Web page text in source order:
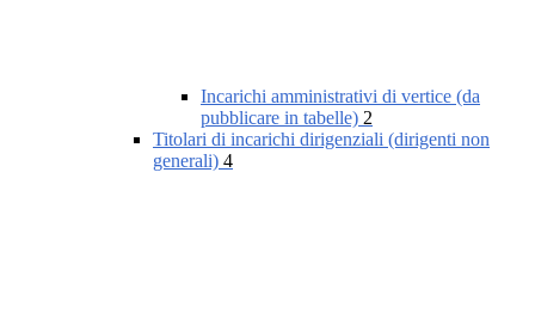
Incarichi amministrativi di vertice (da
pubblicare in tabelle) 2
Titolari di incarichi dirigenziali (dirigenti non
generali) 4